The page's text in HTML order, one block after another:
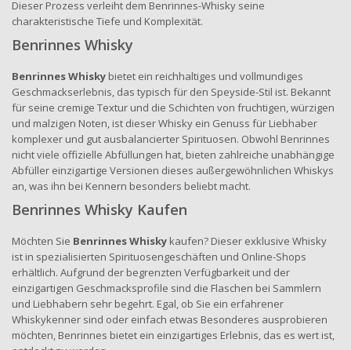
Dieser Prozess verleiht dem Benrinnes-Whisky seine
charakteristische Tiefe und Komplexität.
Benrinnes Whisky
Benrinnes Whisky bietet ein reichhaltiges und vollmundiges
Geschmackserlebnis, das typisch für den Speyside-Stil ist. Bekannt
für seine cremige Textur und die Schichten von fruchtigen, würzigen
und malzigen Noten, ist dieser Whisky ein Genuss für Liebhaber
komplexer und gut ausbalancierter Spirituosen. Obwohl Benrinnes
nicht viele offizielle Abfüllungen hat, bieten zahlreiche unabhängige
Abfüller einzigartige Versionen dieses außergewöhnlichen Whiskys
an, was ihn bei Kennern besonders beliebt macht.
Benrinnes Whisky Kaufen
Möchten Sie Benrinnes Whisky kaufen? Dieser exklusive Whisky
ist in spezialisierten Spirituosengeschäften und Online-Shops
erhältlich. Aufgrund der begrenzten Verfügbarkeit und der
einzigartigen Geschmacksprofile sind die Flaschen bei Sammlern
und Liebhabern sehr begehrt. Egal, ob Sie ein erfahrener
Whiskykenner sind oder einfach etwas Besonderes ausprobieren
möchten, Benrinnes bietet ein einzigartiges Erlebnis, das es wert ist,